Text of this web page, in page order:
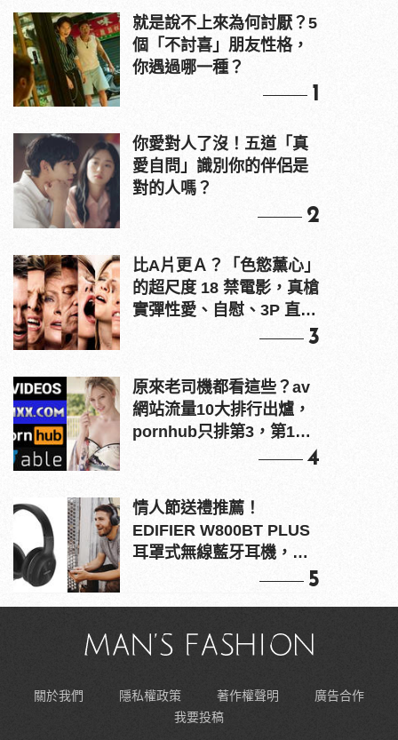
就是說不上來為何討厭？5
個「不討喜」朋友性格，
你遇過哪一種？
1
你愛對人了沒！五道「真
愛自問」識別你的伴侶是
對的人嗎？
2
比A片更Ａ？「色慾薰心」
的超尺度 18 禁電影，真槍
實彈性愛、自慰、3P 直接
3
原來老司機都看這些？av
網站流量10大排行出爐，
pornhub只排第3，第1名
4
情人節送禮推薦！
EDIFIER W800BT PLUS
耳罩式無線藍牙耳機，在
5
關於我們 隱私權政策 著作權聲明
廣告合作
我要投稿